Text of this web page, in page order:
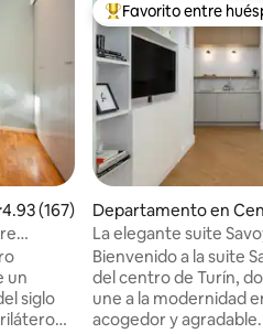
promedio: 4.93 de 5;
4.93 (167)
un
siglo
De los mejores en
Favorito entre
Departamento en
La elegante suite
Bienvenido a la suite
del centro de Turín,
une a la modernidad
acogedor y